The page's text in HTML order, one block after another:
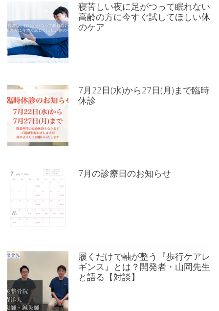
寝苦しい夜に足がつって眠れない
高齢の方に今すぐ試してほしい体
のケア
7月22日(水)から27日(月)まで臨時
休診
7月の診療日のお知らせ
履くだけで軸が整う『歩行ケアレ
ギンス』とは？開発者・山岡先生
と語る【対談】